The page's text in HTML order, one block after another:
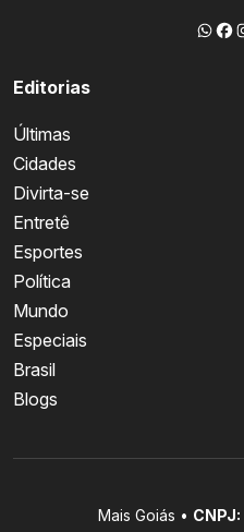
Editorias
Últimas
Cidades
Divirta-se
Entretê
Esportes
Política
Mundo
Especiais
Brasil
Blogs
Mais Goiás • CNPJ: